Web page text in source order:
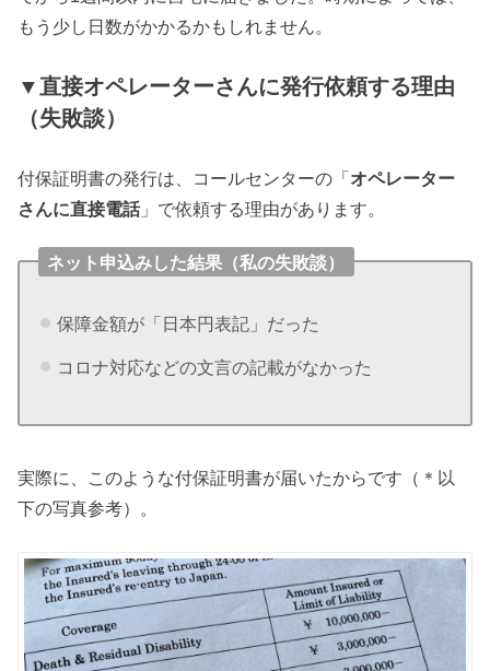
もう少し日数がかかるかもしれません。
▼直接オペレーターさんに発行依頼する理由
（失敗談）
付保証明書の発行は、コールセンターの「オペレーター
さんに直接電話」で依頼する理由があります。
ネット申込みした結果（私の失敗談）
保障金額が「日本円表記」だった
コロナ対応などの文言の記載がなかった
実際に、このような付保証明書が届いたからです（＊以
下の写真参考）。